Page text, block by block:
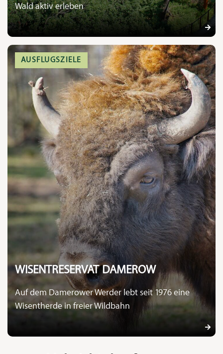
Wald aktiv erleben
AUSFLUGSZIELE
WISENTRESERVAT DAMEROW
Auf dem Damerower Werder lebt seit 1976 eine
Wisentherde in freier Wildbahn